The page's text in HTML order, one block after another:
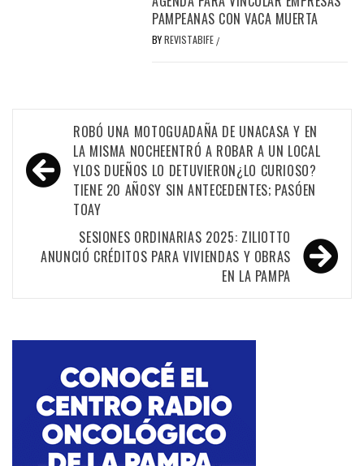
PAMPEANAS CON VACA MUERTA
BYREVISTABIFE /
Navegación
de
entradas
ROBÓ UNA MOTOGUADAÑA DE UNACASA Y EN
LA MISMA NOCHEENTRÓ A ROBAR A UN LOCAL
YLOS DUEÑOS LO DETUVIERON¿LO CURIOSO?
TIENE 20 AÑOSY SIN ANTECEDENTES; PASÓEN
TOAY
SESIONES ORDINARIAS 2025: ZILIOTTO
ANUNCIÓ CRÉDITOS PARA VIVIENDAS Y OBRAS
EN LA PAMPA